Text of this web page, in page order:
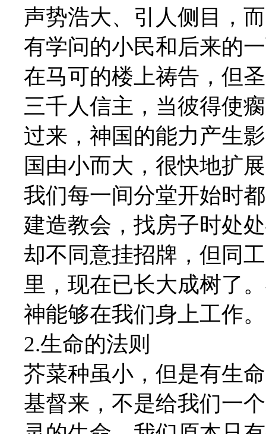
声势浩大、引人侧目，
有学问的小民和后来的
在马可的楼上祷告，但
三千人信主，当彼得使
过来，神国的能力产生
国由小而大，很快地扩
我们每一间分堂开始时
建造教会，找房子时处
却不同意挂招牌，但同
里，现在已长大成树了
神能够在我们身上工作。
2.生命的法则
芥菜种虽小，但是有生
基督来，不是给我们一